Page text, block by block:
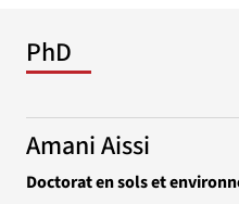
PhD
Amani Aissi
Doctorat en sols et